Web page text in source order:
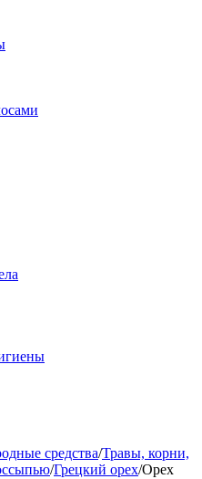
средства/Травы, корни,
/Грецкий орех/Орех